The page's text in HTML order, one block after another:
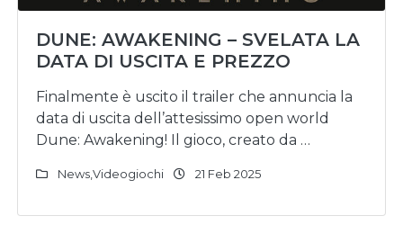
DUNE: AWAKENING – SVELATA LA
DATA DI USCITA E PREZZO
Finalmente è uscito il trailer che annuncia la
data di uscita dell’attesissimo open world
Dune: Awakening! Il gioco, creato da …
NewsVideogiochi 21 Feb 2025